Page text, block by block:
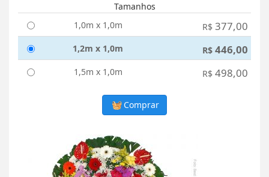
Tamanhos
1,0m x 1,0m
R$ 377,00
1,2m x 1,0m R$ 446,00
1,5m x 1,0m R$ 498,00
Comprar